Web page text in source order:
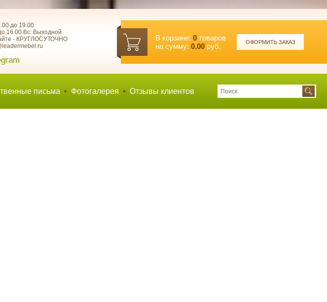
до 19.00
16.00 Вс: Выходной
- КРУГЛОСУТОЧНО
В корзине: 0 товаров
на сумму: 0.00 руб. ОФОРМИТЬ ЗАКАЗ
письма • Фотогалерея • Отзывы клиентов